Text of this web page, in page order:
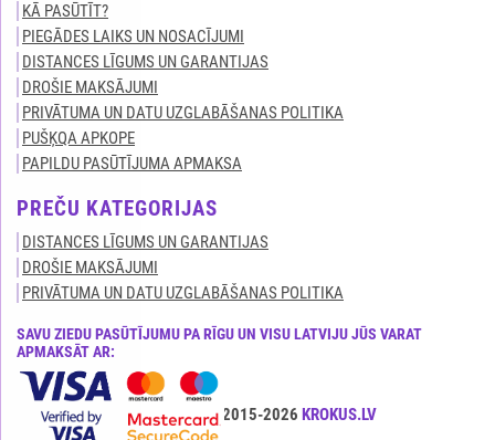
KĀ PASŪTĪT?
PIEGĀDES LAIKS UN NOSACĪJUMI
DISTANCES LĪGUMS UN GARANTIJAS
DROŠIE MAKSĀJUMI
PRIVĀTUMA UN DATU UZGLABĀŠANAS POLITIKA
PUŠĶQA APKOPE
PAPILDU PASŪTĪJUMA APMAKSA
PREČU KATEGORIJAS
DISTANCES LĪGUMS UN GARANTIJAS
DROŠIE MAKSĀJUMI
PRIVĀTUMA UN DATU UZGLABĀŠANAS POLITIKA
SAVU ZIEDU PASŪTĪJUMU PA RĪGU UN VISU LATVIJU JŪS VARAT
APMAKSĀT AR:
Visas tiesības ir aizsargātas© 2015-2026 KROKUS.LV